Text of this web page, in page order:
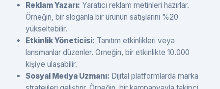
Reklam Yazarı: Yaratıcı reklam metinleri hazırlar.
Örneğin, bir sloganla bir ürünün satışlarını %20
yükseltebilir.
Etkinlik Yöneticisi: Tanıtım etkinlikleri veya
lansmanlar düzenler. Örneğin, bir etkinlikte 10.000
kişiye ulaşabilir.
Sosyal Medya Uzmanı: Dijital platformlarda marka